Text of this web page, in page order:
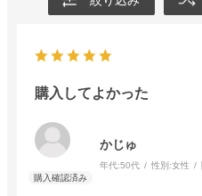
購入してよかった
かじゅ
年代:50代 性別:女性